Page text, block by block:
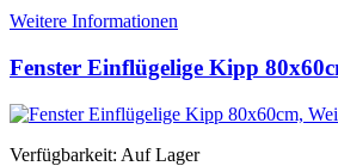
Weitere Informationen
Fenster Einflügelige Kipp
Verfügbarkeit: Auf Lager